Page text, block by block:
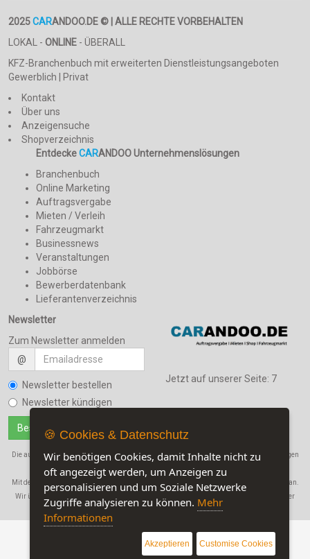
Waage u Wiegeeinricht.
Walze
Wiesengerät
510 PS / 375 kW
mehr als 510 PS
2025CARANDOO.DE © | ALLE RECHTE VORBEHALTEN
LOKAL - ONLINE - ÜBERALL
KFZ-Branchenbuch mit erweiterten Dienstleistungsangeboten
Gewerblich | Privat
Kontakt
Über uns
Anzeigensuche
Shopverzeichnis
EntdeckeCARANDOO Unternehmenslösungen
Branchenbuch
Online Marketing
Auftragsvergabe
Mieten / Verleih
Fahrzeugmarkt
Businessnews
Veranstaltungen
Jobbörse
Bewerberdatenbank
Lieferantenverzeichnis
Newsletter
Zum Newsletter anmelden
@
Newsletter bestellen
Newsletter kündigen
Jetzt auf unserer Seite: 7
Die auf dieser Seite verwendeten Produktbezeichnungen, Namen und Warenbezeichnungen
sind Eigentum der jeweiligen Firmen.
Mit der Benutzung dieser Seite erkennen Sie unsere
AGB Datenschutzerklärung
an.
Wir übernehmen in keinem Fall eine Haftung für Schäden, die durch den Gebrauch dieser
🍪 Cookies & Datenschutz
Wir benötigen Cookies, damit Inhalte nicht zu
oft angezeigt werden, um Anzeigen zu
personalisieren und um Soziale Netzwerke
Zugriffe analysieren zu können. Mehr
Informationen
Akzeptieren Customise Cookies